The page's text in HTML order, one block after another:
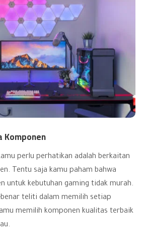
Komponen
perlu perhatikan adalah berkaitan
Tentu saja kamu paham bahwa
untuk kebutuhan gaming tidak murah.
benar teliti dalam memilih setiap
memilih komponen kualitas terbaik